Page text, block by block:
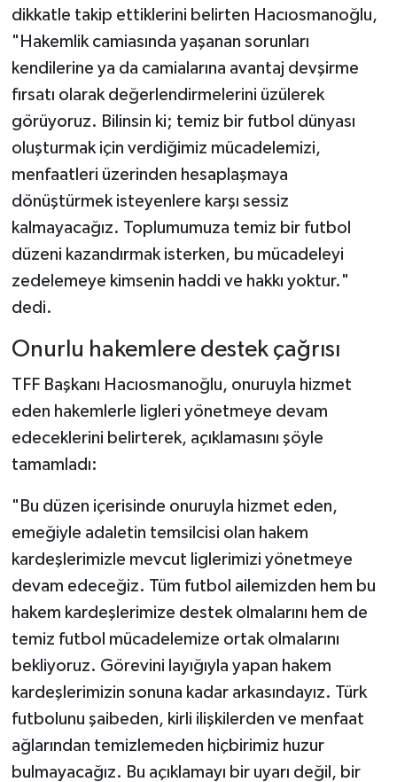
dikkatle takip ettiklerini belirten Hacıosmanoğlu,
"Hakemlik camiasında yaşanan sorunları
kendilerine ya da camialarına avantaj devşirme
fırsatı olarak değerlendirmelerini üzülerek
görüyoruz. Bilinsin ki; temiz bir futbol dünyası
oluşturmak için verdiğimiz mücadelemizi,
menfaatleri üzerinden hesaplaşmaya
dönüştürmek isteyenlere karşı sessiz
kalmayacağız. Toplumumuza temiz bir futbol
düzeni kazandırmak isterken, bu mücadeleyi
zedelemeye kimsenin haddi ve hakkı yoktur."
dedi.
Onurlu hakemlere destek çağrısı
TFF Başkanı Hacıosmanoğlu, onuruyla hizmet
eden hakemlerle ligleri yönetmeye devam
edeceklerini belirterek, açıklamasını şöyle
tamamladı:
"Bu düzen içerisinde onuruyla hizmet eden,
emeğiyle adaletin temsilcisi olan hakem
kardeşlerimizle mevcut liglerimizi yönetmeye
devam edeceğiz. Tüm futbol ailemizden hem bu
hakem kardeşlerimize destek olmalarını hem de
temiz futbol mücadelemize ortak olmalarını
bekliyoruz. Görevini layığıyla yapan hakem
kardeşlerimizin sonuna kadar arkasındayız. Türk
futbolunu şaibeden, kirli ilişkilerden ve menfaat
ağlarından temizlemeden hiçbirimiz huzur
bulmayacağız. Bu açıklamayı bir uyarı değil, bir